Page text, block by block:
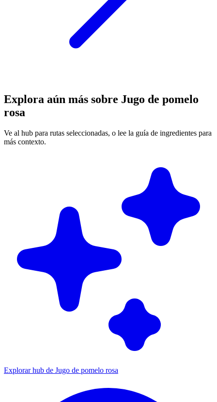
Explora aún más sobre Jugo de pomelo
rosa
Ve al hub para rutas seleccionadas, o lee la guía de ingredientes para
más contexto.
Explorar hub de Jugo de pomelo rosa